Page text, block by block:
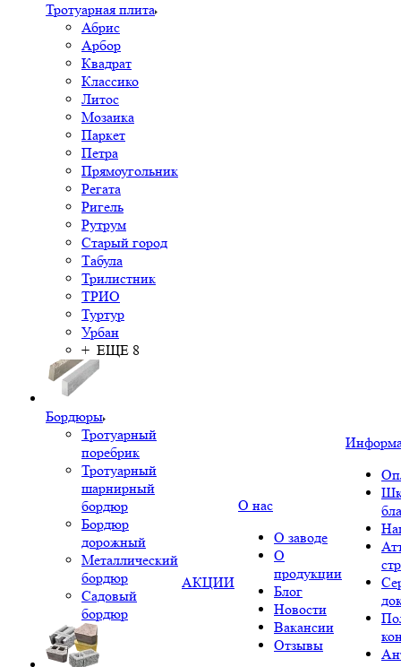
Тротуарная плита
Абрис
Арбор
Квадрат
Классико
Литос
Мозаика
Паркет
Петра
Прямоугольник
Регата
Ригель
Рутрум
Старый город
Табула
Трилистник
ТРИО
Туртур
Урбан
+ ЕЩЕ 8
Бордюры
Тротуарный
поребрик
Тротуарный
шарнирный
бордюр
Бордюр
дорожный
Металлический
бордюр
Садовый
бордюр
АКЦИИ
О нас
О заводе
О
продукции
Блог
Новости
Вакансии
Отзывы